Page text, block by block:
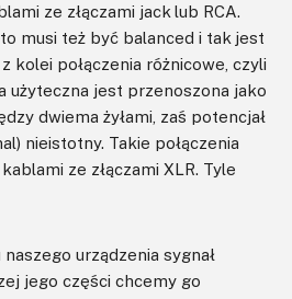
ze złączami jack lub RCA.
musi też być balanced i tak jest
kolei połączenia różnicowe, czyli
użyteczna jest przenoszona jako
dwiema żyłami, zaś potencjał
nieistotny. Takie połączenia
ze złączami XLR. Tyle
urządzenia sygnał
jego części chcemy go